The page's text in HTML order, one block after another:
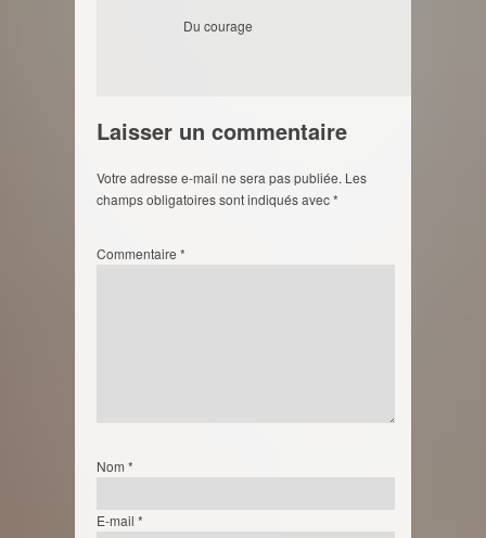
Du courage
Laisser un commentaire
Votre adresse e-mail ne sera pas publiée. Les
champs obligatoires sont indiqués avec*
Commentaire *
Nom *
E-mail *